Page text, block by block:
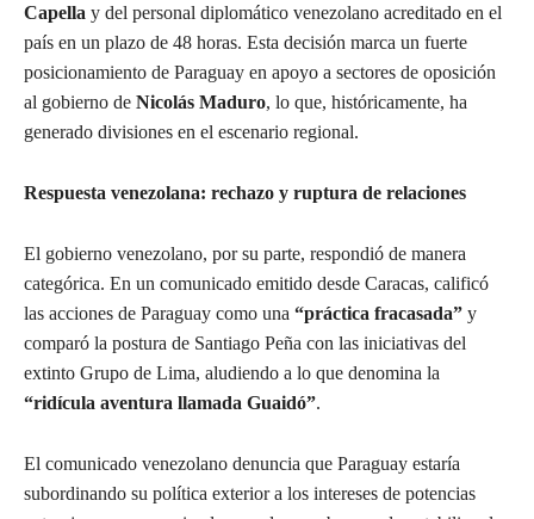
Capella y del personal diplomático venezolano acreditado en el
país en un plazo de 48 horas. Esta decisión marca un fuerte
posicionamiento de Paraguay en apoyo a sectores de oposición
al gobierno de Nicolás Maduro, lo que, históricamente, ha
generado divisiones en el escenario regional.
Respuesta venezolana: rechazo y ruptura de relaciones
El gobierno venezolano, por su parte, respondió de manera
categórica. En un comunicado emitido desde Caracas, calificó
las acciones de Paraguay como una “práctica fracasada” y
comparó la postura de Santiago Peña con las iniciativas del
extinto Grupo de Lima, aludiendo a lo que denomina la
“ridícula aventura llamada Guaidó”.
El comunicado venezolano denuncia que Paraguay estaría
subordinando su política exterior a los intereses de potencias